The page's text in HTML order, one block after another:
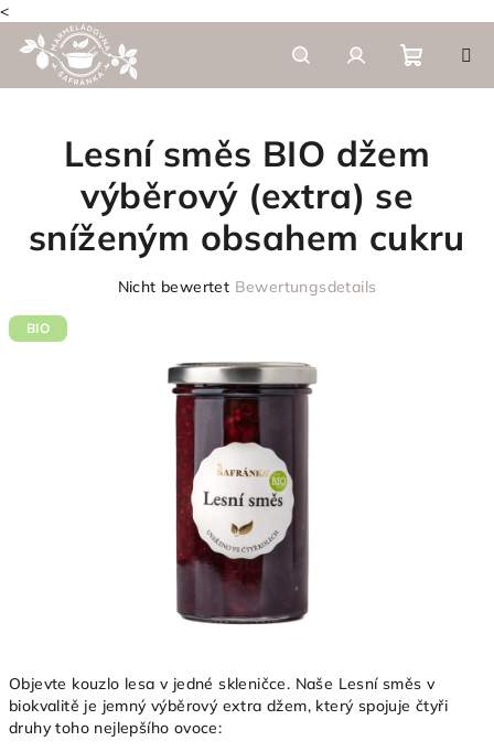
<
Inhalt
springen
SuchenLogin
Objevte kouzlo lesa v jedné skleničce. Naše Lesní směs v
biokvalitě je jemný výběrový extra džem, který spojuje čtyři
druhy toho nejlepšího ovoce:
Lesní směs BIO džem
výběrový (extra) se
sníženým obsahem cukru
Produktbewertung
Nicht bewertet Bewertungsdetails
BIO